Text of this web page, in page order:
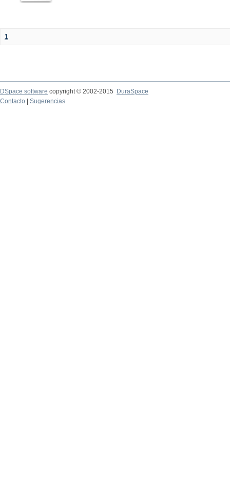
1
DSpace software copyright © 2002-2015
DuraSpace
Contacto
Sugerencias